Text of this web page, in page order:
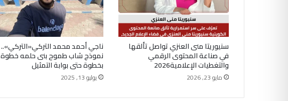
سنيوريتا منى العنزي تواصل تألقها
في صناعة المحتوى الرقمي
والتغطيات الإعلامية2026
مايو 23, 2026
ناجي أحمد محمد التركي«التركي»..
نموذج شاب طموح بنى حلمه خطوة
بخطوة حتى بوابة التمثيل
يوليو 13, 2025